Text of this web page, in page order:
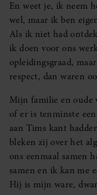
En weet je, ik neem
wel, maar ik ben
Als ik niet had
ik doen voor ons
opleidingsgraad,
respect, dan waren
Mijn familie en oude
of er is tenminste
aan Tims kant
bleken zij over het
ons eenmaal samen
samen en ik kan me
Hij is mijn ware,